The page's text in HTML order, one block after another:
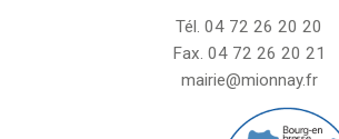
Tél. 04 72 26 20 20
Fax. 04 72 26 20 21
mairie@mionnay.fr